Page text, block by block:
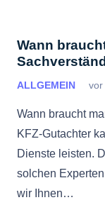
Wann
ALLGEMEIN vor
Wann braucht
KFZ-Gutachter
Dienste leisten.
solchen
wir Ihnen…